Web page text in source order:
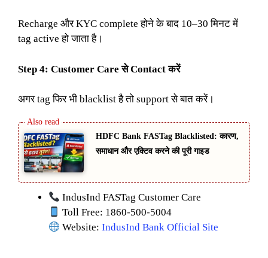
Recharge और KYC complete होने के बाद 10–30 मिनट में
tag active हो जाता है।
Step 4: Customer Care से Contact करें
अगर tag फिर भी blacklist है तो support से बात करें।
HDFC Bank FASTag Blacklisted: कारण,
समाधान और एक्टिव करने की पूरी गाइड
IndusInd FASTag Customer Care
Toll Free: 1860-500-5004
Website:IndusInd Bank Official Site